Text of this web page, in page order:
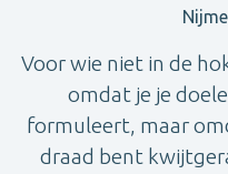
Voor wie niet in de
omdat je je
formuleert, maar
draad bent